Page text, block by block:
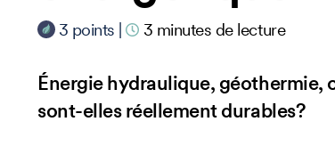
3 points | 3 minutes de lecture
Énergie hydraulique, géothermie,
sont-elles réellement durables?